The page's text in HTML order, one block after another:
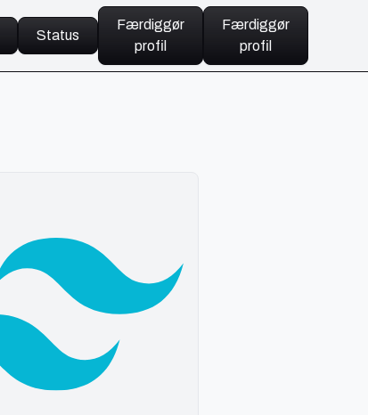
Status
Færdiggør
profil
Færdiggør
profil